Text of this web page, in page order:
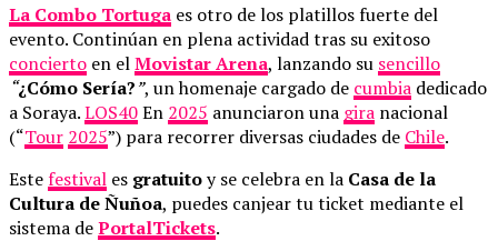
La Combo Tortuga es otro de los platillos fuerte del
evento. Continúan en plena actividad tras su exitoso
concierto en elMovistar Arena, lanzando su sencillo
“¿Cómo Sería?”, un homenaje cargado de cumbia dedicado
a Soraya.LOS40En 2025 anunciaron una gira nacional
(“Tour 2025”) para recorrer diversas ciudades de Chile.
Estefestival es gratuitoy se celebra en la Casa de la
Cultura de Ñuñoa, puedes canjear tu ticket mediante el
sistema dePortalTickets.